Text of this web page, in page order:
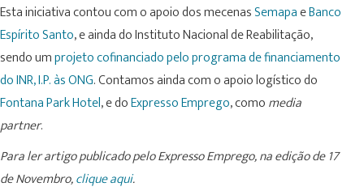
Esta iniciativa contou com o apoio dos mecenasSemapaeBanco
Espírito Santo, e ainda do Instituto Nacional de Reabilitação,
sendo umprojeto cofinanciado pelo programa de financiamento
do INR, I.P. às ONG. Contamos ainda com o apoio logístico do
Fontana Park Hotel, e doExpresso Emprego, comomedia
partner.
Para ler artigo publicado pelo Expresso Emprego, na edição de 17
de Novembro,clique aqui.